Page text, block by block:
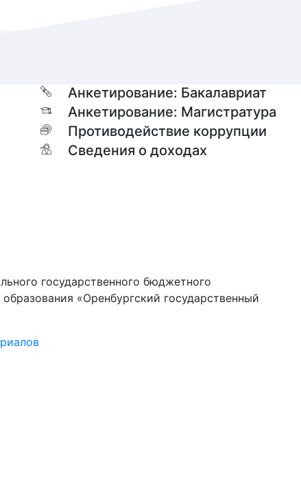
Анкетирование: Бакалавриат
Анкетирование: Магистратура
Противодействие коррупции
Сведения о доходах
государственного бюджетного
«Оренбургский государственный